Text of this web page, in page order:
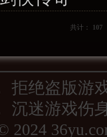
共计： 107
拒绝盗版游
沉迷游戏伤
2024